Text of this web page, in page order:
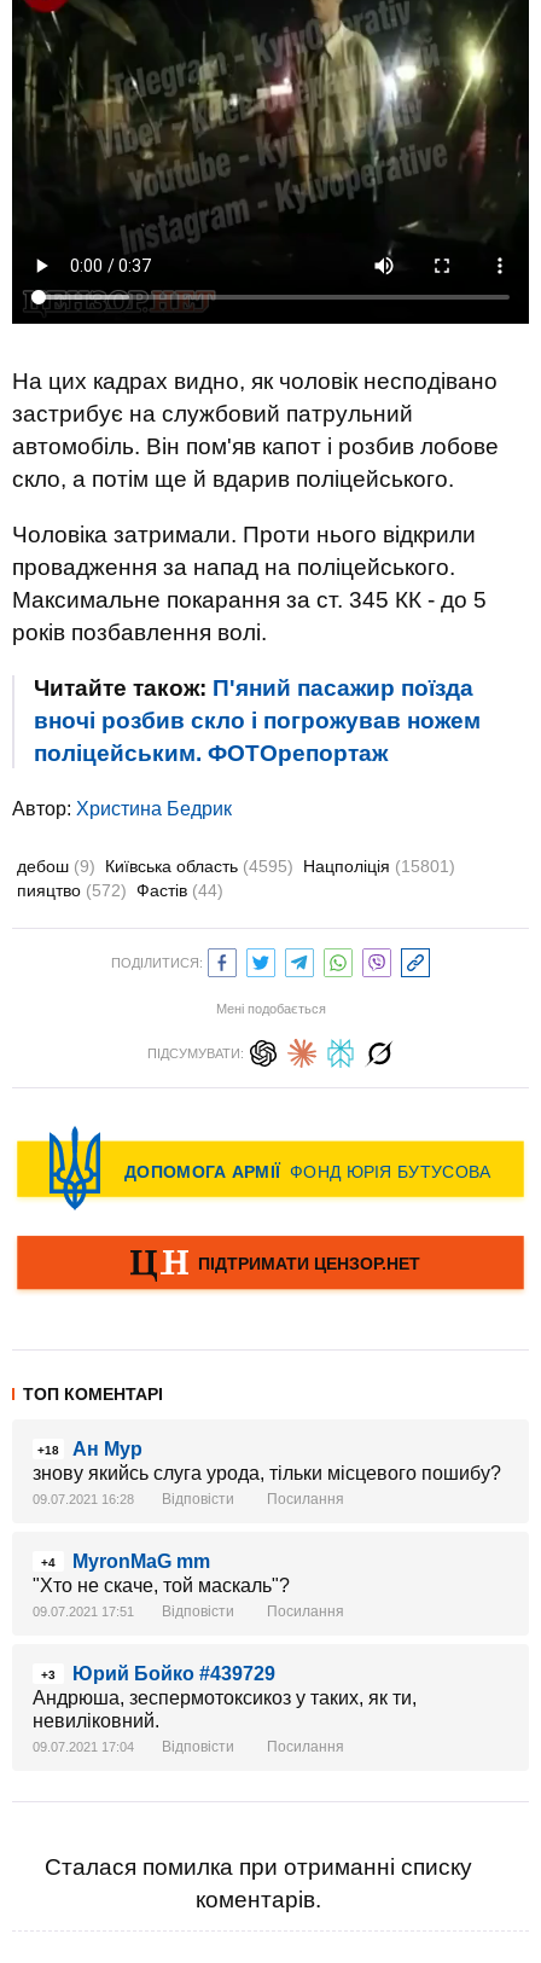
На цих кадрах видно, як чоловік несподівано
застрибує на службовий патрульний
автомобіль. Він пом'яв капот і розбив лобове
скло, а потім ще й вдарив поліцейського.
Чоловіка затримали. Проти нього відкрили
провадження за напад на поліцейського.
Максимальне покарання за ст. 345 КК - до 5
років позбавлення волі.
Читайте також: П'яний пасажир поїзда
вночі розбив скло і погрожував ножем
поліцейським. ФОТОрепортаж
Автор: Христина Бедрик
дебош (9) Київська область (4595) Нацполіція (15801)
пияцтво (572) Фастів (44)
ПОДІЛИТИСЯ:
Мені подобається
ПІДСУМУВАТИ:
ТОП КОМЕНТАРІ
+18
Ан Мур
знову якийсь слуга урода, тільки місцевого пошибу?
09.07.2021 16:28 Відповісти Посилання
+4
MyronMaG mm
"Хто не скаче, той маскаль"?
09.07.2021 17:51 Відповісти Посилання
+3
Юрий Бойко #439729
Андрюша, зеспермотоксикоз у таких, як ти,
невиліковний.
09.07.2021 17:04 Відповісти Посилання
Сталася помилка при отриманні списку
коментарів.